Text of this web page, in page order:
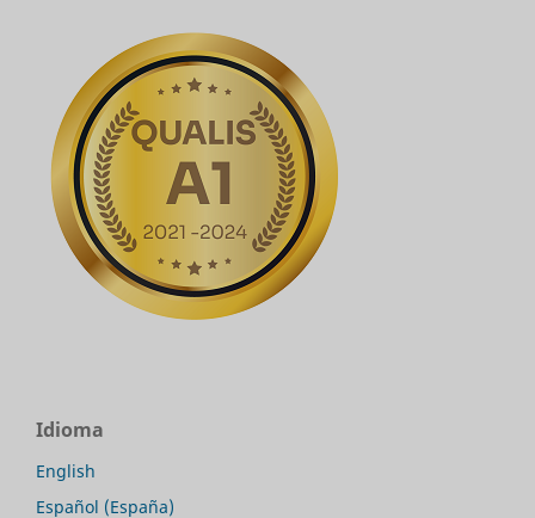
Idioma
English
Español (España)